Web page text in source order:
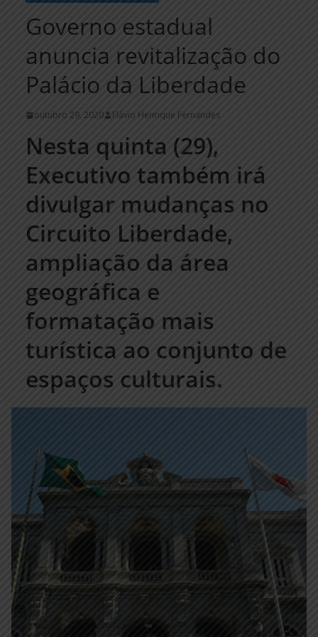
Governo estadual
anuncia revitalização do
Palácio da Liberdade
outubro 29, 2020 Flávio Henrique Fernandes
Nesta quinta (29),
Executivo também irá
divulgar mudanças no
Circuito Liberdade,
ampliação da área
geográfica e
formatação mais
turística ao conjunto de
espaços culturais.